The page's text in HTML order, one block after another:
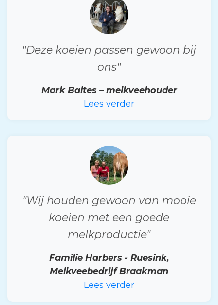
"Deze koeien passen gewoon bij
ons"
Mark Baltes – melkveehouder
Lees verder
"Wij houden gewoon van mooie
koeien met een goede
melkproductie"
Familie Harbers - Ruesink,
Melkveebedrijf Braakman
Lees verder